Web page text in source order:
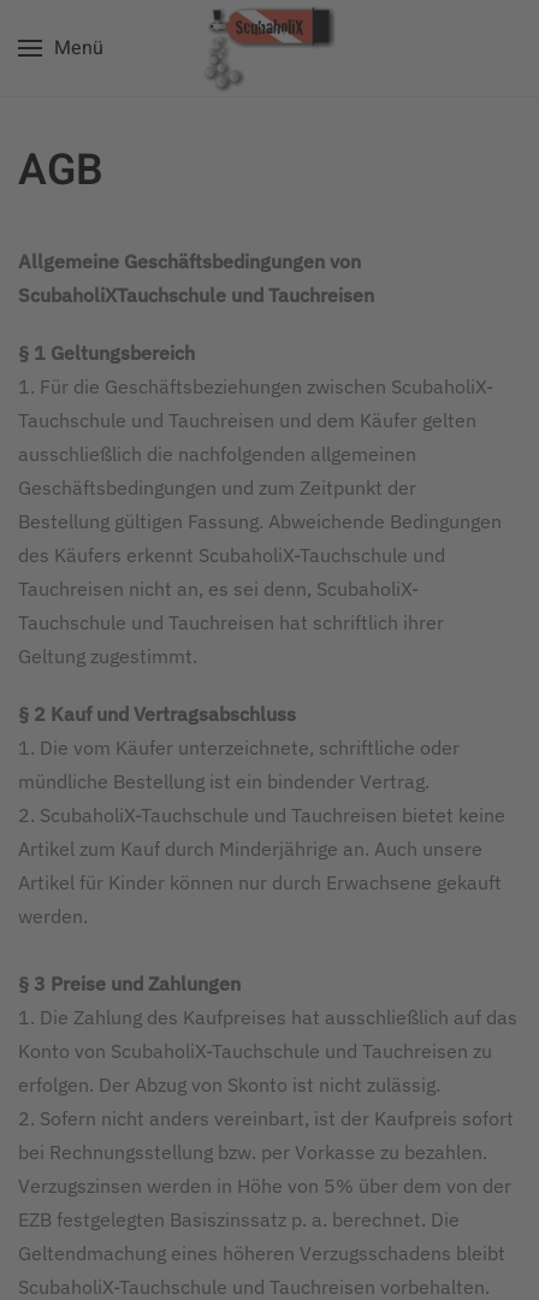
Zum Hauptinhalt springen
Menü
AGB
Allgemeine Geschäftsbedingungen von
ScubaholiXTauchschule und Tauchreisen
§ 1 Geltungsbereich
1. Für die Geschäftsbeziehungen zwischen ScubaholiX-
Tauchschule und Tauchreisen und dem Käufer gelten
ausschließlich die nachfolgenden allgemeinen
Geschäftsbedingungen und zum Zeitpunkt der
Bestellung gültigen Fassung. Abweichende Bedingungen
des Käufers erkennt ScubaholiX-Tauchschule und
Tauchreisen nicht an, es sei denn, ScubaholiX-
Tauchschule und Tauchreisen hat schriftlich ihrer
Geltung zugestimmt.
§ 2 Kauf und Vertragsabschluss
1. Die vom Käufer unterzeichnete, schriftliche oder
mündliche Bestellung ist ein bindender Vertrag.
2. ScubaholiX-Tauchschule und Tauchreisen bietet keine
Artikel zum Kauf durch Minderjährige an. Auch unsere
Artikel für Kinder können nur durch Erwachsene gekauft
werden.
§ 3 Preise und Zahlungen
1. Die Zahlung des Kaufpreises hat ausschließlich auf das
Konto von ScubaholiX-Tauchschule und Tauchreisen zu
erfolgen. Der Abzug von Skonto ist nicht zulässig.
2. Sofern nicht anders vereinbart, ist der Kaufpreis sofort
bei Rechnungsstellung bzw. per Vorkasse zu bezahlen.
Verzugszinsen werden in Höhe von 5% über dem von der
EZB festgelegten Basiszinssatz p. a. berechnet. Die
Geltendmachung eines höheren Verzugsschadens bleibt
ScubaholiX-Tauchschule und Tauchreisen vorbehalten.